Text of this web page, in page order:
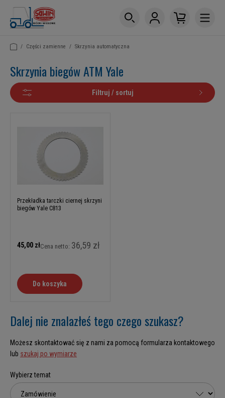
/ Części zamienne / Skrzynia automatyczna
Skrzynia biegów ATM Yale
Filtruj / sortuj
Przekładka tarczki ciernej skrzyni
biegów Yale C813
45,00 złCena netto: 36,59 zł
Do koszyka
Dalej nie znalazłeś tego czego szukasz?
Możesz skontaktować się z nami za pomocą formularza kontaktowego
lub szukaj po wymiarze